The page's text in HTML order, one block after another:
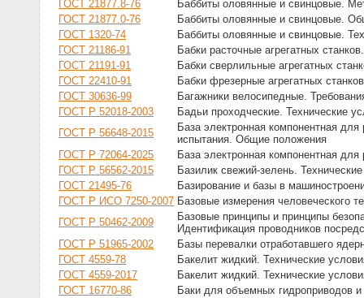
ГОСТ 21877.8-76
Баббиты оловянные и свинцовые.
ГОСТ 21877.0-76
Баббиты оловянные и свинцовые.
ГОСТ 1320-74
Баббиты оловянные и свинцовые.
ГОСТ 21186-91
Бабки расточные агрегатных
ГОСТ 21191-91
Бабки сверлильные агрегатных
ГОСТ 22410-91
Бабки фрезерные агрегатных
ГОСТ 30636-99
Багажники велосипедные.
ГОСТ Р 52018-2003
Бадьи проходческие. Технические
ГОСТ Р 56648-2015
База электронная компонентная
испытания. Общие положения
ГОСТ Р 72064-2025
База электронная компонентная
ГОСТ Р 56562-2015
Базилик свежий-зелень.
ГОСТ 21495-76
Базирование и базы в
ГОСТ Р ИСО 7250-2007 Базовые измерения человеческого
ГОСТ Р 50462-2009
Базовые принципы и принципы
Идентификация проводников
ГОСТ Р 51965-2002
Базы перевалки отработавшего
ГОСТ 4559-78
Бакелит жидкий. Технические
ГОСТ 4559-2017
Бакелит жидкий. Технические
ГОСТ 16770-86
Баки для объемных гидроприводов